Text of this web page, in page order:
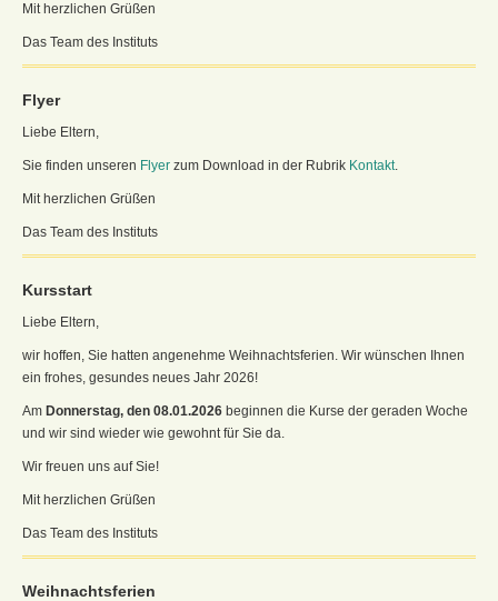
Mit herzlichen Grüßen
Das Team des Instituts
Flyer
Liebe Eltern,
Sie finden unseren Flyer zum Download in der Rubrik Kontakt.
Mit herzlichen Grüßen
Das Team des Instituts
Kursstart
Liebe Eltern,
wir hoffen, Sie hatten angenehme Weihnachtsferien. Wir wünschen Ihnen
ein frohes, gesundes neues Jahr 2026!
Am Donnerstag, den 08.01.2026 beginnen die Kurse der geraden Woche
und wir sind wieder wie gewohnt für Sie da.
Wir freuen uns auf Sie!
Mit herzlichen Grüßen
Das Team des Instituts
Weihnachtsferien